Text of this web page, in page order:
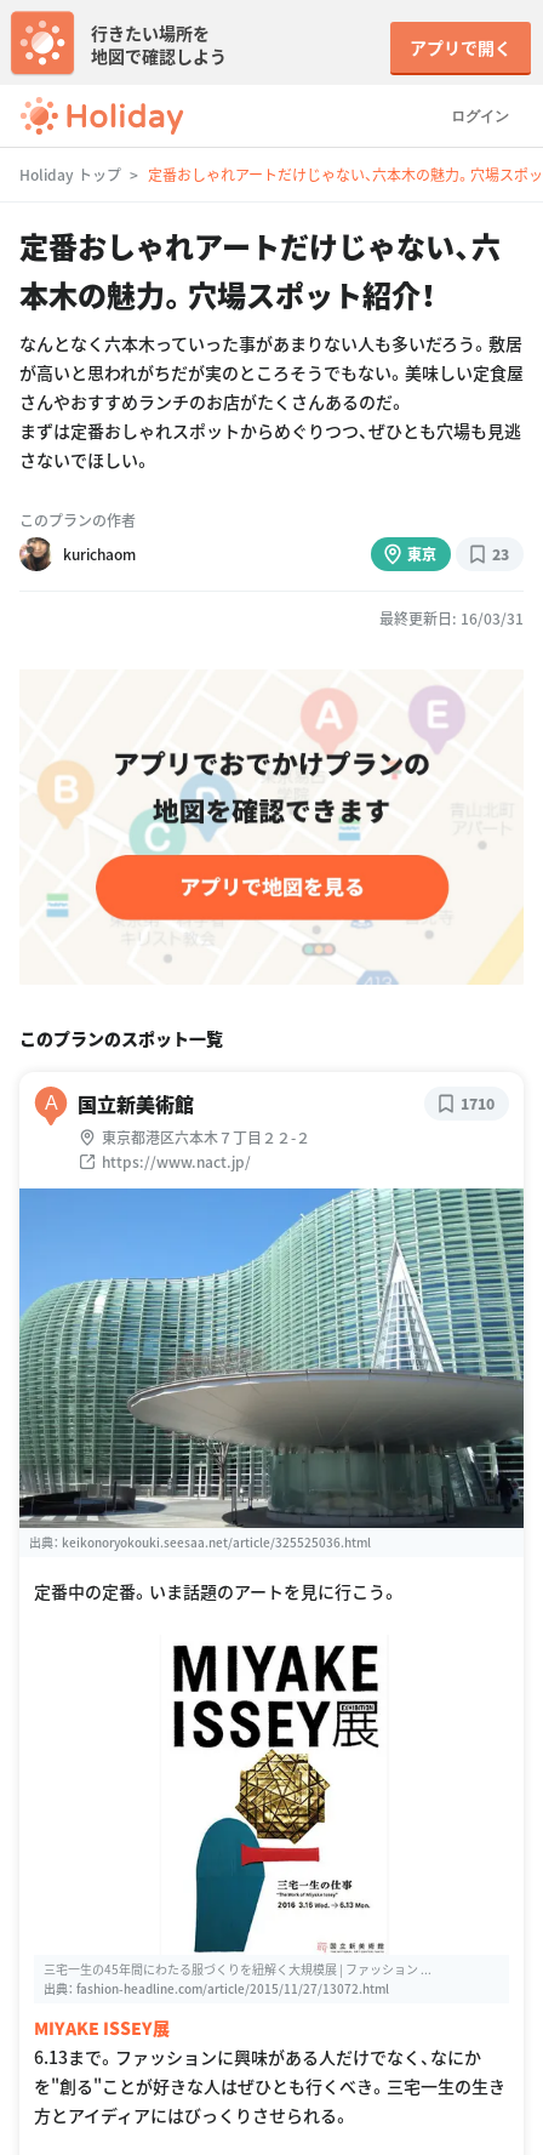
ログイン
行きたい場所を
地図で確認しよう
アプリで開く
Holiday トップ 定番おしゃれアートだけじゃない、六本木の魅力。穴場スポッ
定番おしゃれアートだけじゃない、六
本木の魅力。穴場スポット紹介！
なんとなく六本木っていった事があまりない人も多いだろう。敷居
が高いと思われがちだが実のところそうでもない。美味しい定食屋
さんやおすすめランチのお店がたくさんあるのだ。
まずは定番おしゃれスポットからめぐりつつ、ぜひとも穴場も見逃
さないでほしい。
このプランの作者
kurichaom
東京 23
最終更新日: 16/03/31
このプランのスポット一覧
A 国立新美術館
東京都港区六本木７丁目２２-２
https://www.nact.jp/
1710
出典： keikonoryokouki.seesaa.net/article/325525036.html
定番中の定番。いま話題のアートを見に行こう。
三宅一生の45年間にわたる服づくりを紐解く大規模展 | ファッション ...
出典： fashion-headline.com/article/2015/11/27/13072.html
MIYAKE ISSEY展
6.13まで。ファッションに興味がある人だけでなく、なにか
を"創る"ことが好きな人はぜひとも行くべき。三宅一生の生き
方とアイディアにはびっくりさせられる。